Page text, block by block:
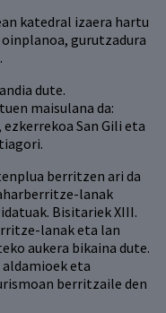
katedral izaera hartu
gurutzadura
dute.
maisulana da:
San Gili eta
berritzen ari da
lanak
Bisitariek XIII.
lanak eta lan
aukera bikaina dute.
eta
berritzaile den